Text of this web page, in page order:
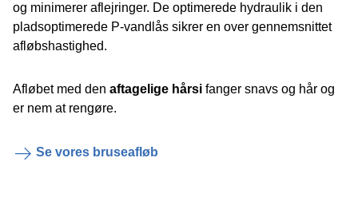
og minimerer aflejringer. De optimerede hydraulik i den
pladsoptimerede P-vandlås sikrer en over gennemsnittet
afløbshastighed.
Afløbet med den aftagelige hårsi fanger snavs og hår og
er nem at rengøre.
Se vores bruseafløb